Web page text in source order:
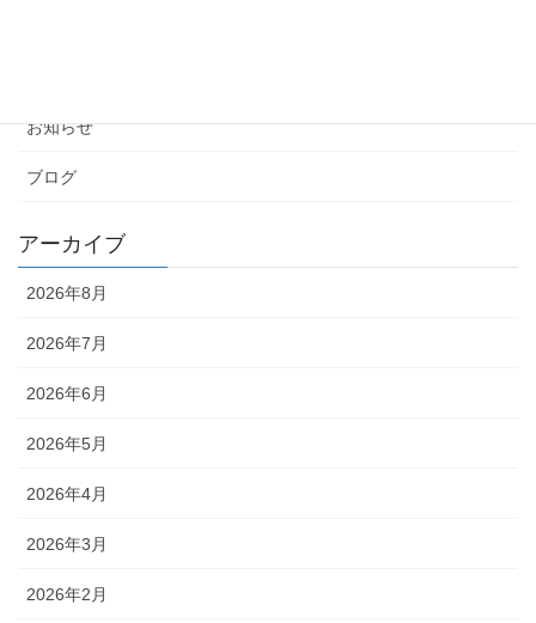
お知らせ
ブログ
アーカイブ
2026年8月
2026年7月
2026年6月
2026年5月
2026年4月
2026年3月
2026年2月